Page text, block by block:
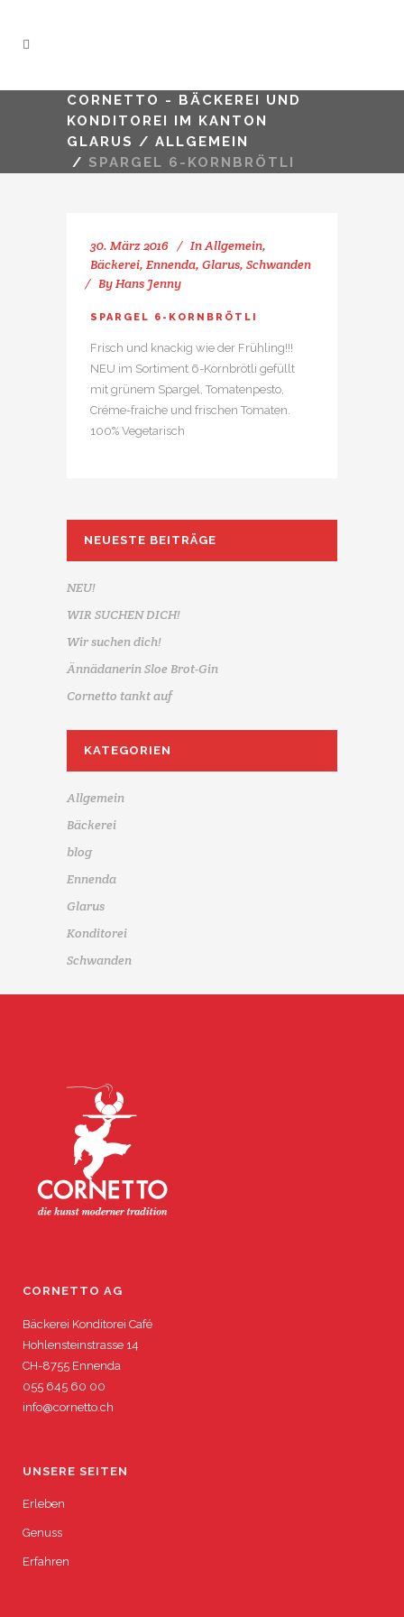
CORNETTO - BÄCKEREI UND
KONDITOREI IM KANTON
GLARUS / ALLGEMEIN
/ SPARGEL 6-KORNBRÖTLI
30. März 2016 InAllgemein,
Bäckerei, Ennenda, Glarus, Schwanden
ByHans Jenny
SPARGEL 6-KORNBRÖTLI
Frisch und knackig wie der Frühling!!!
NEU im Sortiment 6-Kornbrötli gefüllt
mit grünem Spargel, Tomatenpesto,
Créme-fraiche und frischen Tomaten.
100% Vegetarisch
NEUESTE BEITRÄGE
NEU!
WIR SUCHEN DICH!
Wir suchen dich!
Ännädanerin Sloe Brot-Gin
Cornetto tankt auf
KATEGORIEN
Allgemein
Bäckerei
blog
Ennenda
Glarus
Konditorei
Schwanden
CORNETTO AG
Bäckerei Konditorei Café
Hohlensteinstrasse 14
CH-8755 Ennenda
055 645 60 00
info@cornetto.ch
UNSERE SEITEN
Erleben
Genuss
Erfahren